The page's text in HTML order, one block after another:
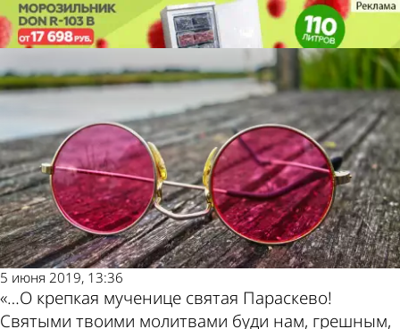
Семья Жучковых: и в радости, и в
горе…
Молодой
ленинец
5 июня 2019, 13:36
«…О крепкая мученице святая Параскево!
Святыми твоими молитвами буди нам, грешным,
Семья Жучковых: и в радости, и в
горе…
Молодой
ленинец
Также
пресса
Погода
и курсы